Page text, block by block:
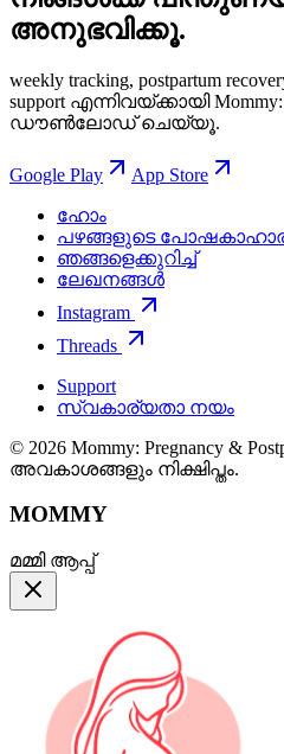
അനുഭവിക്കൂ.
weekly tracking, postpartum
support എന്നിവയ്ക്കായി Mommy:
ഡൗൺലോഡ് ചെയ്യൂ.
Google Play
App Store
ഹോം
പഴങ്ങളുടെ
ഞങ്ങളെക്കുറിച്ച്
ലേഖനങ്ങൾ
Instagram
Threads
Support
സ്വകാര്യതാ നയം
© 2026 Mommy: Pregnancy &
അവകാശങ്ങളും നിക്ഷിപ്തം.
MOMMY
മമ്മി ആപ്പ്